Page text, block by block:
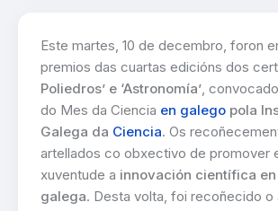
Este martes, 10 de decembro, foron
premios das cuartas edicións dos
Poliedros’ e ‘Astronomía’ ,
do Mes da Ciencia en galego pola
Galega da Ciencia. Os
artellados co obxectivo de promover
xuventude a innovación científica
galega. Desta volta, foi recoñecido o